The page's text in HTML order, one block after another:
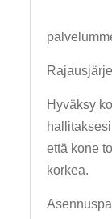
Hyväksy
että kone
korkea.